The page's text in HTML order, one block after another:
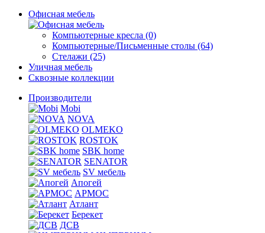
Офисная мебель
Компьютерные кресла (0)
Компьютерные/Письменные столы (64)
Стелажи (25)
Уличная мебель
Сквозные коллекции
Производители
Mobi
NOVA
OLMEKO
ROSTOK
SBK home
SENATOR
SV мебель
Апогей
АРМОС
Атлант
Берекет
ДСВ